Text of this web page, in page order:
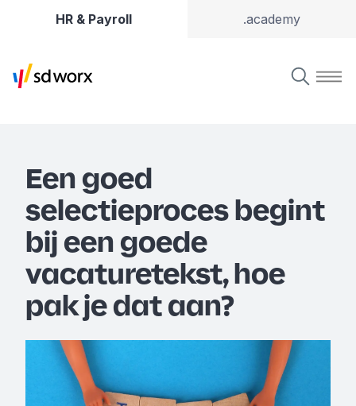
HR & Payroll .academy
Een goed
selectieproces begint
bij een goede
vacaturetekst, hoe
pak je dat aan?